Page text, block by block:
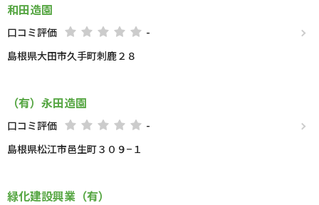
和田造園
口コミ評価
-
島根県大田市久手町刺鹿２８
（有）永田造園
口コミ評価
-
島根県松江市邑生町３０９−１
緑化建設興業（有）